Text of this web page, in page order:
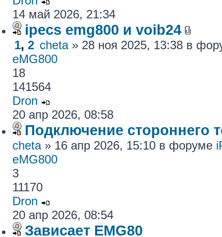
14 май 2026, 21:34
ipecs emg800 и voib24
1, 2 cheta» 28 ноя 2025, 13:38 в
eMG800
18
141564
Dron
20 апр 2026, 08:58
Подключение стороннего
cheta» 16 апр 2026, 15:10 в форуме
eMG800
3
11170
Dron
20 апр 2026, 08:54
Зависает EMG80